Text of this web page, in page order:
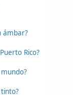
ámbar?
Rico?